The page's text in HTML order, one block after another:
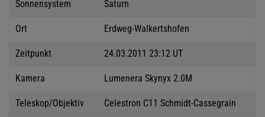
Sonnensystem Saturn
Ort Erdweg-Walkertshofen
Zeitpunkt 24.03.2011 23:12 UT
Kamera Lumenera Skynyx 2.0M
Teleskop/Objektiv Celestron C11 Schmidt-Cassegrain